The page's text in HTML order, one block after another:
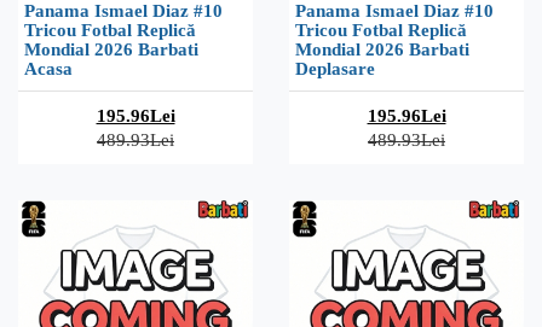
Panama Ismael Diaz #10
Tricou Fotbal Replică
Mondial 2026 Barbati
Acasa
195.96Lei
489.93Lei
Panama Ismael Diaz #10
Tricou Fotbal Replică
Mondial 2026 Barbati
Deplasare
195.96Lei
489.93Lei